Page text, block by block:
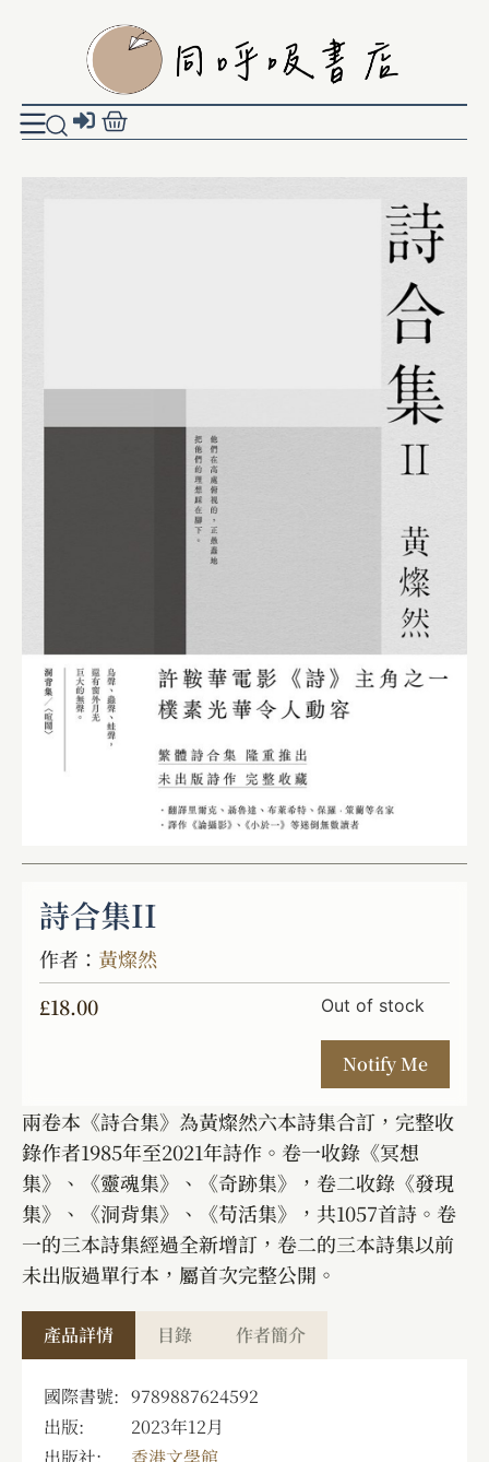
詩合集II
作者： 黃燦然
£18.00 Out of stock
兩卷本《詩合集》為黃燦然六本詩集合訂，完整收
錄作者1985年至2021年詩作。卷一收錄《冥想
集》、《靈魂集》、《奇跡集》，卷二收錄《發現
集》、《洞背集》、《苟活集》，共1057首詩。卷
一的三本詩集經過全新增訂，卷二的三本詩集以前
未出版過單行本，屬首次完整公開。
產品詳情 目錄 作者簡介
國際書號: 9789887624592
出版:
2023年12月
出版社:
香港文學館